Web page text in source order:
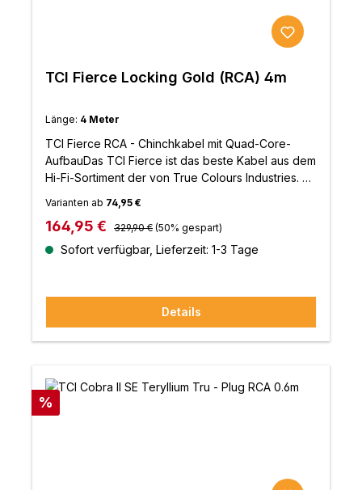
TCI Fierce Locking Gold (RCA) 4m
Länge: 4 Meter
TCI Fierce RCA - Chinchkabel mit Quad-Core-
AufbauDas TCI Fierce ist das beste Kabel aus dem
Hi-Fi-Sortiment der von True Colours Industries. Es
Isolierung aus einer PC-OFC-Legierung in einer
Qualität, wie sie z.B. in der Luftfahrt üblich ist. Das
gegenüber dem TCI Viper verbesserte Design
übertragen. Seine Leistung ist herausragend und
dennoch bietet es ein hervorragendes Preis-
Leistungs-Verhältnis.
Varianten ab 74,95 €
Verkaufspreis:
164,95 € Regulärer Preis:
329,90 € (50% gespart)
Sofort verfügbar, Lieferzeit: 1-3 Tage
Details
Rabatt
%